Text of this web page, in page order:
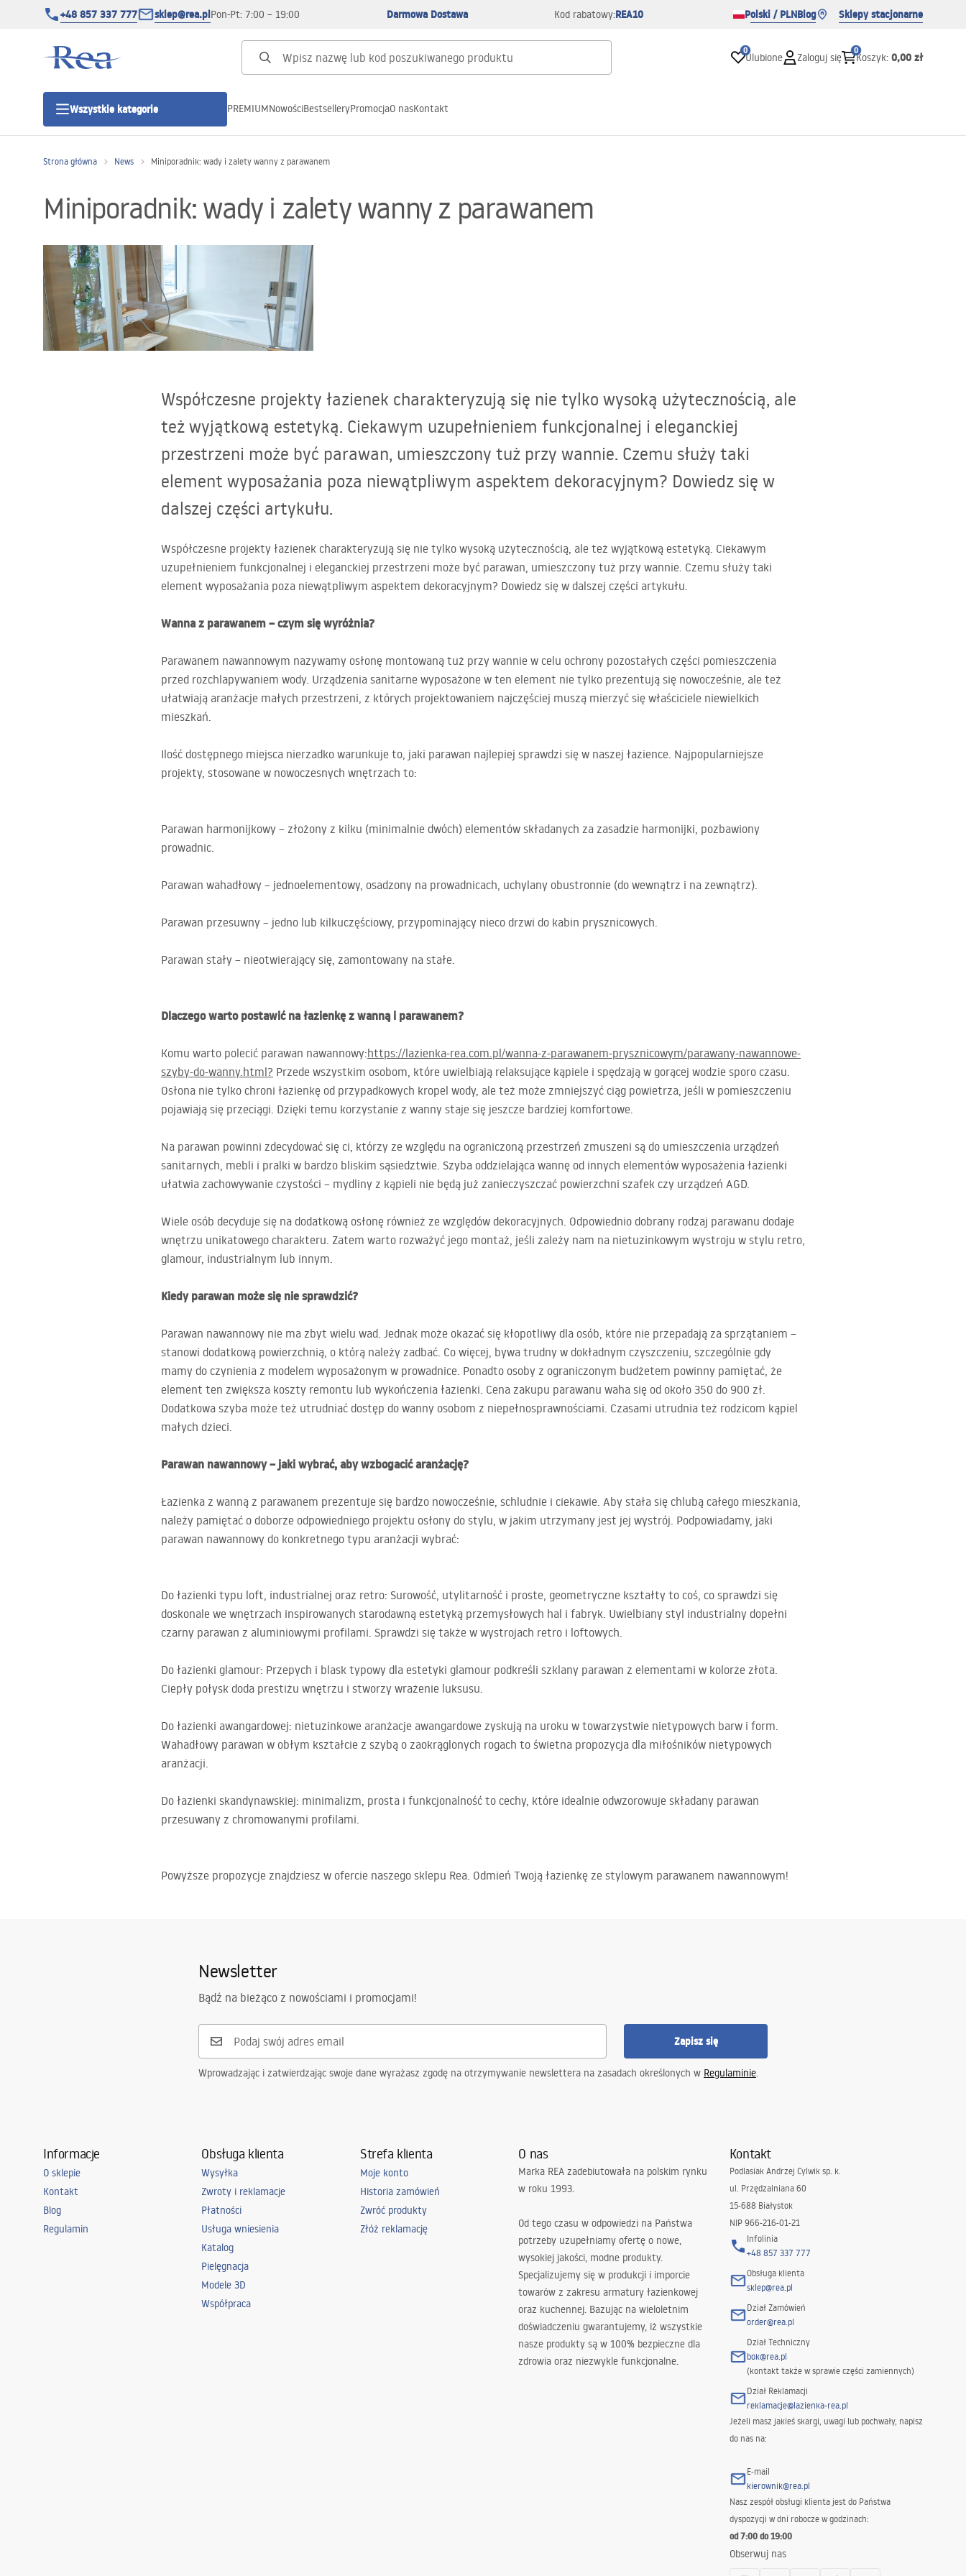
+48 857 337 777 sklep@rea.plPon-Pt: 7:00 – 19:00 Darmowa Dostawa Kod rabatowy:REA10 Polski / PLNBlog Sklepy stacjonarne
0
Ulubione Zaloguj się
0
Koszyk: 0,00 zł
Wszystkie kategorie
Kategorie produktowe
Brodziki prysznicowe
Odpływy liniowe
PREMIUMNowościBestselleryPromocjaO nasKontakt
Strona główna News Miniporadnik: wady i zalety wanny z parawanem
Miniporadnik: wady i zalety wanny z parawanem
Współczesne projekty łazienek charakteryzują się nie tylko wysoką użytecznością, ale
też wyjątkową estetyką. Ciekawym uzupełnieniem funkcjonalnej i eleganckiej
przestrzeni może być parawan, umieszczony tuż przy wannie. Czemu służy taki
element wyposażania poza niewątpliwym aspektem dekoracyjnym? Dowiedz się w
dalszej części artykułu.
Współczesne projekty łazienek charakteryzują się nie tylko wysoką użytecznością, ale też wyjątkową estetyką. Ciekawym
uzupełnieniem funkcjonalnej i eleganckiej przestrzeni może być parawan, umieszczony tuż przy wannie. Czemu służy taki
element wyposażania poza niewątpliwym aspektem dekoracyjnym? Dowiedz się w dalszej części artykułu.
Wanna z parawanem – czym się wyróżnia?
Parawanem nawannowym nazywamy osłonę montowaną tuż przy wannie w celu ochrony pozostałych części pomieszczenia
przed rozchlapywaniem wody. Urządzenia sanitarne wyposażone w ten element nie tylko prezentują się nowocześnie, ale też
ułatwiają aranżacje małych przestrzeni, z których projektowaniem najczęściej muszą mierzyć się właściciele niewielkich
mieszkań.
Ilość dostępnego miejsca nierzadko warunkuje to, jaki parawan najlepiej sprawdzi się w naszej łazience. Najpopularniejsze
projekty, stosowane w nowoczesnych wnętrzach to:
Parawan harmonijkowy – złożony z kilku (minimalnie dwóch) elementów składanych za zasadzie harmonijki, pozbawiony
prowadnic.
Parawan wahadłowy – jednoelementowy, osadzony na prowadnicach, uchylany obustronnie (do wewnątrz i na zewnątrz).
Parawan przesuwny – jedno lub kilkuczęściowy, przypominający nieco drzwi do kabin prysznicowych.
Parawan stały – nieotwierający się, zamontowany na stałe.
Dlaczego warto postawić na łazienkę z wanną i parawanem?
Komu warto polecić parawan nawannowy:https://lazienka-rea.com.pl/wanna-z-parawanem-prysznicowym/parawany-nawannowe-
szyby-do-wanny.html? Przede wszystkim osobom, które uwielbiają relaksujące kąpiele i spędzają w gorącej wodzie sporo czasu.
Osłona nie tylko chroni łazienkę od przypadkowych kropel wody, ale też może zmniejszyć ciąg powietrza, jeśli w pomieszczeniu
pojawiają się przeciągi. Dzięki temu korzystanie z wanny staje się jeszcze bardziej komfortowe.
Na parawan powinni zdecydować się ci, którzy ze względu na ograniczoną przestrzeń zmuszeni są do umieszczenia urządzeń
sanitarnych, mebli i pralki w bardzo bliskim sąsiedztwie. Szyba oddzielająca wannę od innych elementów wyposażenia łazienki
ułatwia zachowywanie czystości – mydliny z kąpieli nie będą już zanieczyszczać powierzchni szafek czy urządzeń AGD.
Wiele osób decyduje się na dodatkową osłonę również ze względów dekoracyjnych. Odpowiednio dobrany rodzaj parawanu dodaje
wnętrzu unikatowego charakteru. Zatem warto rozważyć jego montaż, jeśli zależy nam na nietuzinkowym wystroju w stylu retro,
glamour, industrialnym lub innym.
Kiedy parawan może się nie sprawdzić?
Parawan nawannowy nie ma zbyt wielu wad. Jednak może okazać się kłopotliwy dla osób, które nie przepadają za sprzątaniem –
stanowi dodatkową powierzchnią, o którą należy zadbać. Co więcej, bywa trudny w dokładnym czyszczeniu, szczególnie gdy
mamy do czynienia z modelem wyposażonym w prowadnice. Ponadto osoby z ograniczonym budżetem powinny pamiętać, że
element ten zwiększa koszty remontu lub wykończenia łazienki. Cena zakupu parawanu waha się od około 350 do 900 zł.
Dodatkowa szyba może też utrudniać dostęp do wanny osobom z niepełnosprawnościami. Czasami utrudnia też rodzicom kąpiel
małych dzieci.
Parawan nawannowy – jaki wybrać, aby wzbogacić aranżację?
Łazienka z wanną z parawanem prezentuje się bardzo nowocześnie, schludnie i ciekawie. Aby stała się chlubą całego mieszkania,
należy pamiętać o doborze odpowiedniego projektu osłony do stylu, w jakim utrzymany jest jej wystrój. Podpowiadamy, jaki
parawan nawannowy do konkretnego typu aranżacji wybrać:
Do łazienki typu loft, industrialnej oraz retro: Surowość, utylitarność i proste, geometryczne kształty to coś, co sprawdzi się
doskonale we wnętrzach inspirowanych starodawną estetyką przemysłowych hal i fabryk. Uwielbiany styl industrialny dopełni
czarny parawan z aluminiowymi profilami. Sprawdzi się także w wystrojach retro i loftowych.
Do łazienki glamour: Przepych i blask typowy dla estetyki glamour podkreśli szklany parawan z elementami w kolorze złota.
Ciepły połysk doda prestiżu wnętrzu i stworzy wrażenie luksusu.
Do łazienki awangardowej: nietuzinkowe aranżacje awangardowe zyskują na uroku w towarzystwie nietypowych barw i form.
Wahadłowy parawan w obłym kształcie z szybą o zaokrąglonych rogach to świetna propozycja dla miłośników nietypowych
aranżacji.
Do łazienki skandynawskiej: minimalizm, prosta i funkcjonalność to cechy, które idealnie odwzorowuje składany parawan
przesuwany z chromowanymi profilami.
Powyższe propozycje znajdziesz w ofercie naszego sklepu Rea. Odmień Twoją łazienkę ze stylowym parawanem nawannowym!
Newsletter
Bądź na bieżąco z nowościami i promocjami!
Zapisz się
Wprowadzając i zatwierdzając swoje dane wyrażasz zgodę na otrzymywanie newslettera na zasadach określonych w Regulaminie.
Informacje
O sklepie
Kontakt
Blog
Regulamin
Obsługa klienta
Wysyłka
Zwroty i reklamacje
Płatności
Usługa wniesienia
Katalog
Pielęgnacja
Modele 3D
Współpraca
Strefa klienta
Moje konto
Historia zamówień
Zwróć produkty
Złóż reklamację
O nas
Marka REA zadebiutowała na polskim rynku
w roku 1993.
Od tego czasu w odpowiedzi na Państwa
potrzeby uzupełniamy ofertę o nowe,
wysokiej jakości, modne produkty.
Specjalizujemy się w produkcji i imporcie
towarów z zakresu armatury łazienkowej
oraz kuchennej. Bazując na wieloletnim
doświadczeniu gwarantujemy, iż wszystkie
nasze produkty są w 100% bezpieczne dla
zdrowia oraz niezwykle funkcjonalne.
Kontakt
Podlasiak Andrzej Cylwik sp. k.
ul. Przędzalniana 60
15-688 Białystok
NIP 966-216-01-21
Infolinia
+48 857 337 777
Obsługa klienta
sklep@rea.pl
Dział Zamówień
order@rea.pl
Dział Techniczny
bok@rea.pl
(kontakt także w sprawie części zamiennych)
Dział Reklamacji
reklamacje@lazienka-rea.pl
Jeżeli masz jakieś skargi, uwagi lub pochwały, napisz
do nas na:
E-mail
kierownik@rea.pl
Nasz zespół obsługi klienta jest do Państwa
dyspozycji w dni robocze w godzinach:
od 7:00 do 19:00
Obserwuj nas